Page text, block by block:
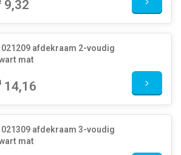
9,32
021209 afdekraam 2-voudig
mat
14,16
021309 afdekraam 3-voudig
mat